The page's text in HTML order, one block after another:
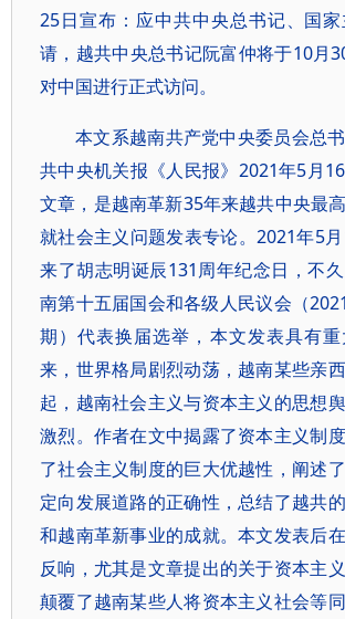
25日宣布：应中共中央总书记、国
请，越共中央总书记阮富仲将于10月
对中国进行正式访问。
本文系越南共产党中央委员会总
共中央机关报《人民报》2021年5月
文章，是越南革新35年来越共中央最
就社会主义问题发表专论。2021年5
来了胡志明诞辰131周年纪念日，不
南第十五届国会和各级人民议会（
期）代表换届选举，本文发表具有
来，世界格局剧烈动荡，越南某些亲
起，越南社会主义与资本主义的思想
激烈。作者在文中揭露了资本主义制
了社会主义制度的巨大优越性，阐述
定向发展道路的正确性，总结了越共
和越南革新事业的成就。本文发表后
反响，尤其是文章提出的关于资本主
颠覆了越南某些人将资本主义社会等同